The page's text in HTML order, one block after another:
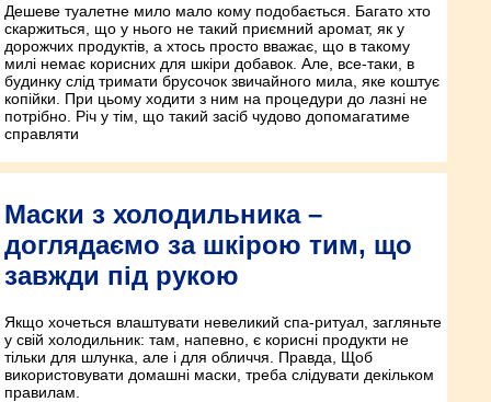
Дешеве туалетне мило мало кому подобається. Багато хто
скаржиться, що у нього не такий приємний аромат, як у
дорожчих продуктів, а хтось просто вважає, що в такому
милі немає корисних для шкіри добавок. Але, все-таки, в
будинку слід тримати брусочок звичайного мила, яке коштує
копійки. При цьому ходити з ним на процедури до лазні не
потрібно. Річ у тім, що такий засіб чудово допомагатиме
справляти
Маски з холодильника –
доглядаємо за шкірою тим, що
завжди під рукою
Якщо хочеться влаштувати невеликий спа-ритуал, загляньте
у свій холодильник: там, напевно, є корисні продукти не
тільки для шлунка, але і для обличчя. Правда, Щоб
використовувати домашні маски, треба слідувати декільком
правилам.